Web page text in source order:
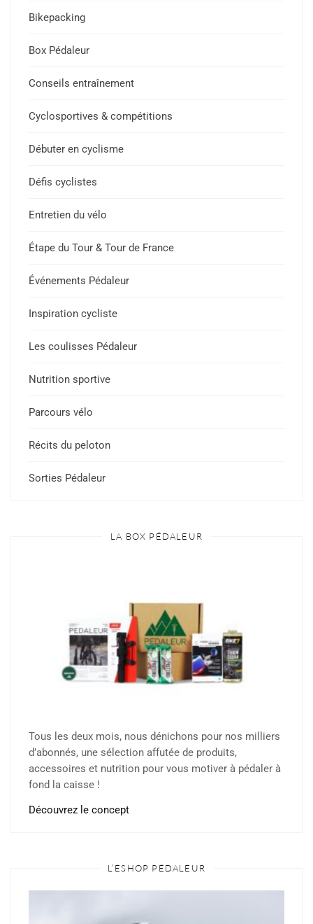
Bikepacking
Box Pédaleur
Conseils entraînement
Cyclosportives & compétitions
Débuter en cyclisme
Défis cyclistes
Entretien du vélo
Étape du Tour & Tour de France
Événements Pédaleur
Inspiration cycliste
Les coulisses Pédaleur
Nutrition sportive
Parcours vélo
Récits du peloton
Sorties Pédaleur
LA BOX PÉDALEUR
Tous les deux mois, nous dénichons pour nos milliers
d’abonnés, une sélection affutée de produits,
accessoires et nutrition pour vous motiver à pédaler à
fond la caisse !
Découvrez le concept
L’ESHOP PÉDALEUR